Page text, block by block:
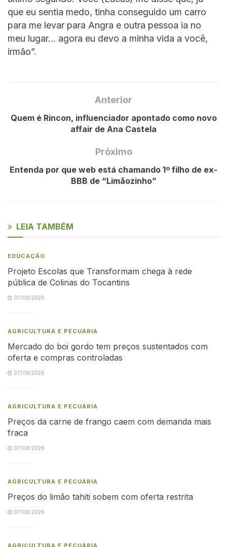
que eu sentia medo, tinha conseguido um carro
para me levar para Angra e outra pessoa ia no
meu lugar… agora eu devo a minha vida a você,
irmão”.
Anterior
Quem é Rincon, influenciador apontado como novo
affair de Ana Castela
Próximo
Entenda por que web está chamando 1º filho de ex-
BBB de “Limãozinho”
LEIA TAMBÉM
EDUCAÇÃO
Projeto Escolas que Transformam chega à rede
pública de Colinas do Tocantins
07/08/2026
AGRICULTURA E PECUÁRIA
Mercado do boi gordo tem preços sustentados com
oferta e compras controladas
07/08/2026
AGRICULTURA E PECUÁRIA
Preços da carne de frango caem com demanda mais
fraca
07/08/2026
AGRICULTURA E PECUÁRIA
Preços do limão tahiti sobem com oferta restrita
07/08/2026
AGRICULTURA E PECUÁRIA